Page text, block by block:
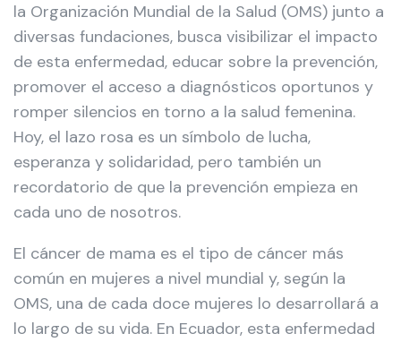
la Organización Mundial de la Salud (OMS) junto a
diversas fundaciones, busca visibilizar el impacto
de esta enfermedad, educar sobre la prevención,
promover el acceso a diagnósticos oportunos y
romper silencios en torno a la salud femenina.
Hoy, el lazo rosa es un símbolo de lucha,
esperanza y solidaridad, pero también un
recordatorio de que la prevención empieza en
cada uno de nosotros.
El cáncer de mama es el tipo de cáncer más
común en mujeres a nivel mundial y, según la
OMS, una de cada doce mujeres lo desarrollará a
lo largo de su vida. En Ecuador, esta enfermedad